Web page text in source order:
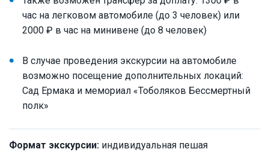
час на легковом автомобиле (до 3 человек) или
2000 ₽ в час на минивене (до 8 человек)
В случае проведения экскурсии на автомобиле
возможно посещение дополнительных локаций:
Сад Ермака и мемориал «Тоболяков Бессмертный
полк»
Формат экскурсии: индивидуальная пешая